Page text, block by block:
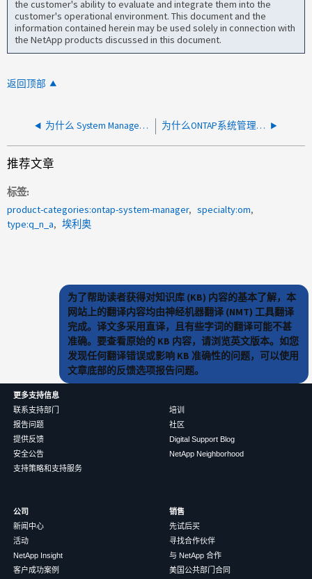
the customer's ability to evaluate and integrate them into the
customer's operational environment. This document and the
information contained herein may be used solely in connection with
the NetApp products discussed in this document.
返回顶部
为什么 System Manager "事件"页面仅显示今天的事件 为什么ONTAP系统管理器上的逻辑已用大小与Active IQ Unified Manager上的逻辑已用大小不同？
推荐文章
标签
product-categories:ontap-system-manager
specialty:om
type:q_n_a
埃利奥
为了帮助读者获得对知识库 (KB) 内容的基本了解，本
网站上的翻译内容均由神经机器翻译 (NMT) 工具翻译
完成。译文多采用直译，且有些字词的翻译可能不甚
准确。要查看原始的 KB 内容，请浏览英文版本。如您
发现任何翻译错误或影响 KB 准确性的问题，可以使用
文章底部的反馈选项报告问题。
更多支持信息
联系支持部门
报告问题
提供反馈
安全公告
支持策略和支持服务
培训
社区
Digital Support Blog
NetApp Neighborhood
公司
新闻中心
活动
NetApp Insight
客户成功案例
销售
先试后买
寻找合作伙伴
与 NetApp 合作
美国公共部门合同